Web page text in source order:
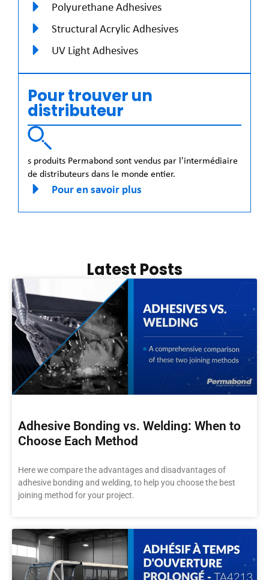
Polyurethane Adhesives
Structural Acrylic Adhesives
UV Light Adhesives
Pour trouver un
distributeur
s produits Permabond sont vendus par l'intermédiaire
de distributeurs dans le monde entier.
Pour en savoir plus
Latest Posts
Adhesive Bonding vs. Welding: When to
Choose Each Method
Here we compare the advantages and disadvantages of
adhesive bonding and welding, to help you choose the best
joining method for your project.